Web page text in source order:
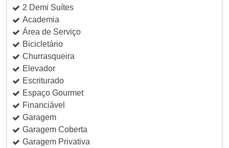
2 Demi Suítes
Academia
Área de Serviço
Bicicletário
Churrasqueira
Elevador
Escriturado
Espaço Gourmet
Financiável
Garagem
Garagem Coberta
Garagem Privativa